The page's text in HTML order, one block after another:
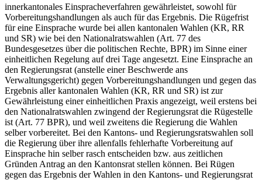
innerkantonales Einspracheverfahren gewährleistet, sowohl für
Vorbereitungshandlungen als auch für das Ergebnis. Die Rügefrist
für eine Einsprache wurde bei allen kantonalen Wahlen (KR, RR
und SR) wie bei den Nationalratswahlen (Art. 77 des
Bundesgesetzes über die politischen Rechte, BPR) im Sinne einer
einheitlichen Regelung auf drei Tage angesetzt. Eine Einsprache an
den Regierungsrat (anstelle einer Beschwerde ans
Verwaltungsgericht) gegen Vorbereitungshandlungen und gegen das
Ergebnis aller kantonalen Wahlen (KR, RR und SR) ist zur
Gewährleistung einer einheitlichen Praxis angezeigt, weil erstens bei
den Nationalratswahlen zwingend der Regierungsrat die Rügestelle
ist (Art. 77 BPR), und weil zweitens die Regierung die Wahlen
selber vorbereitet. Bei den Kantons- und Regierungsratswahlen soll
die Regierung über ihre allenfalls fehlerhafte Vorbereitung auf
Einsprache hin selber rasch entscheiden bzw. aus zeitlichen
Gründen Antrag an den Kantonsrat stellen können. Bei Rügen
gegen das Ergebnis der Wahlen in den Kantons- und Regierungsrat